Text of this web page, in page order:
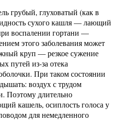
грубый, глуховатый (как в
сухого кашля — лающий
воспалении гортани —
этого заболевания может
круп — резкое сужение
путей из-за отека
При таком состоянии
воздух с трудом
Поэтому длительно
кашель, осиплость голоса у
для немедленного